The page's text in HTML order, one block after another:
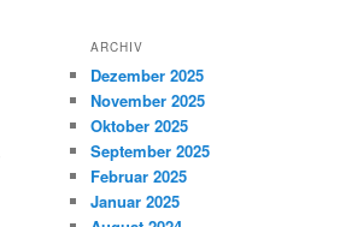
ARCHIV
Dezember 2025
November 2025
Oktober 2025
September 2025
Februar 2025
Januar 2025